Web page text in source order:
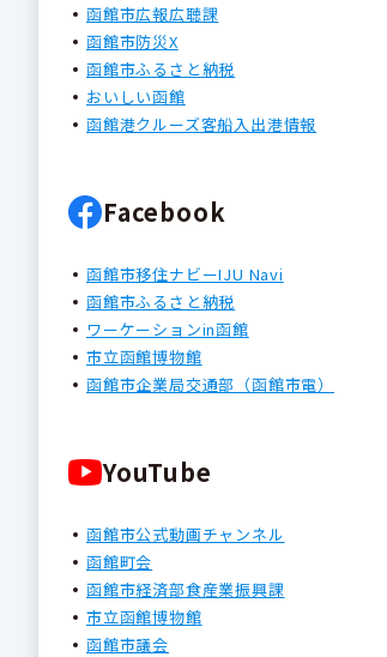
函館市広報広聴課
函館市防災X
函館市ふるさと納税
おいしい函館
函館港クルーズ客船入出港情報
Facebook
函館市移住ナビーIJU Navi
函館市ふるさと納税
ワーケーションin函館
市立函館博物館
函館市企業局交通部（函館市電）
YouTube
函館市公式動画チャンネル
函館町会
函館市経済部食産業振興課
市立函館博物館
函館市議会